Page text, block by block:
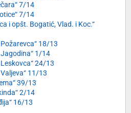
7/14
7/14
i opšt. Bogatić, Vlad. i Koc.“
18/13
1/14
24/13
11/13
39/13
2/14
16/13